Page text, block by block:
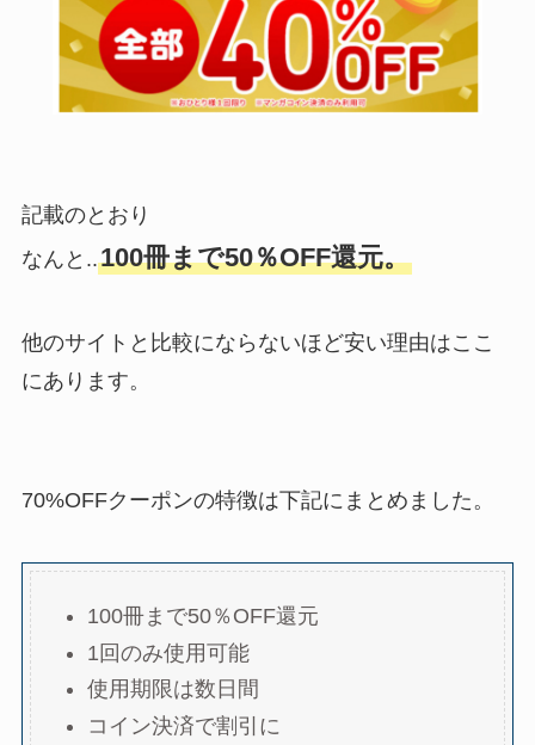
記載のとおり
なんと..100冊まで50％OFF還元。
他のサイトと比較にならないほど安い理由はここ
にあります。
70%OFFクーポンの特徴は下記にまとめました。
100冊まで50％OFF還元
1回のみ使用可能
使用期限は数日間
コイン決済で割引に